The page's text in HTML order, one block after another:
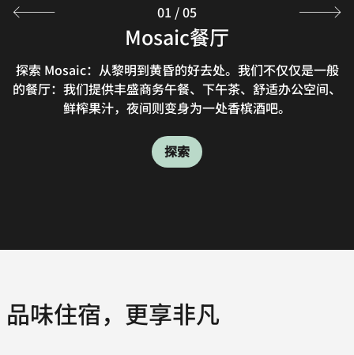
Mosaic餐厅
探索 Mosaic：从黎明到黄昏的好去处。我们不仅仅是一般
的餐厅：我们提供丰盛商务午餐、下午茶、舒适办公空间、
鲜榨果汁，夜间则变身为一处香槟酒吧。
探索
Hithe + Seek酒吧
Hithe + Seek是我们伦敦酒店内的一间河滨酒吧餐厅，供应
经典鸡尾酒和葡萄酒，搭配或熟悉或惊喜的美味佳肴，为您
打造非凡舌尖体验。欢迎前往酒店三楼，在优美全景中惬意
探索
香槟酒吧（与Taittinger合作）
我们的伦敦香槟酒吧坐拥繁华城景，与Taittinger香槟合作
推出品酒活动，从签名版到特酿佳饮供您随心选择。
探索
Mosaic餐厅早餐
Mosaic 餐厅早餐供应营养丰富的自选菜品和丰盛自助餐。
银行假日执行周末营业时间。酒店住客下午 3 点之前可享
客房送餐服务。
探索
威斯汀行政酒廊
于此畅享每日早餐、小食、软饮和高速上网接入。万豪旅享
家尊贵白金卡、尊贵钛金卡和尊贵大使会员以及预订行政客
房或套房的宾客可享该礼遇。
探索
01 /05
品味住宿，更享非凡